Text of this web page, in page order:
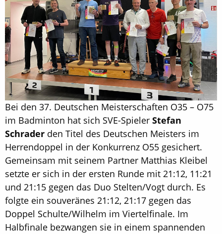
Bei den 37. Deutschen Meisterschaften O35 – O75
im Badminton hat sich SVE-Spieler Stefan
Schrader den Titel des Deutschen Meisters im
Herrendoppel in der Konkurrenz O55 gesichert.
Gemeinsam mit seinem Partner Matthias Kleibel
setzte er sich in der ersten Runde mit 21:12, 11:21
und 21:15 gegen das Duo Stelten/Vogt durch. Es
folgte ein souveränes 21:12, 21:17 gegen das
Doppel Schulte/Wilhelm im Viertelfinale. Im
Halbfinale bezwangen sie in einem spannenden